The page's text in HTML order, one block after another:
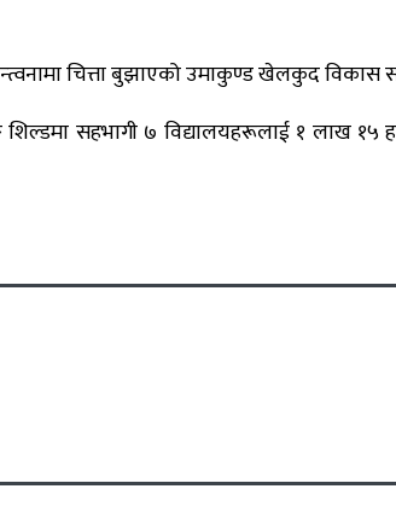
चित्ता बुझाएको उमाकुण्ड खेलकुद
सहभागी ७ विद्यालयहरूलाई १ लाख १५